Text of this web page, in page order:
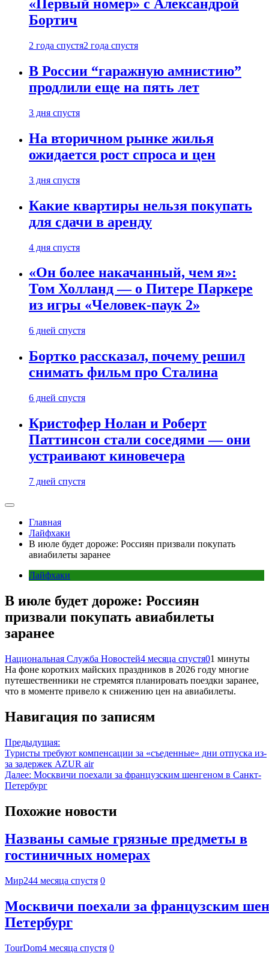
«Первый номер» с Александрой
Бортич
2 года спустя2 года спустя
В России “гаражную амнистию”
продлили еще на пять лет
3 дня спустя
На вторичном рынке жилья
ожидается рост спроса и цен
3 дня спустя
Какие квартиры нельзя покупать
для сдачи в аренду
4 дня спустя
«Он более накачанный, чем я»:
Том Холланд — о Питере Паркере
из игры «Человек-паук 2»
6 дней спустя
Бортко рассказал, почему решил
снимать фильм про Сталина
6 дней спустя
Кристофер Нолан и Роберт
Паттинсон стали соседями — они
устраивают киновечера
7 дней спустя
Главная
Лайфхаки
В июле будет дороже: Россиян призвали покупать
авиабилеты заранее
Лайфхаки
В июле будет дороже: Россиян
призвали покупать авиабилеты
заранее
Национальная Служба Новостей4 месяца спустя01 минуты
На фоне коротких майских праздников в 2026 году многие
путешественники не стремятся планировать поездки заранее,
что в моменте привело к снижению цен на авиабилеты.
Навигация по записям
Предыдущая:
Туристы требуют компенсации за «съеденные» дни отпуска из-
за задержек AZUR air
Далее: Москвичи поехали за французским шенгеном в Санкт-
Петербург
Похожие новости
Названы самые грязные предметы в
гостиничных номерах
Мир244 месяца спустя 0
Москвичи поехали за французским
Петербург
TourDom4 месяца спустя 0